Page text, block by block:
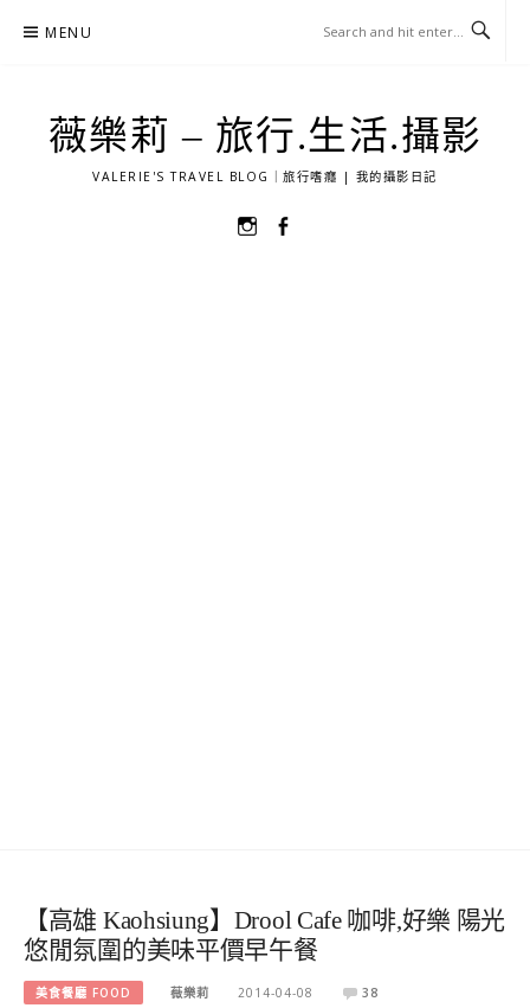
MENU
薇樂莉 – 旅行.生活.攝影
VALERIE'S TRAVEL BLOG｜旅行嗜癮 | 我的攝影日記
選
【高雄 Kaohsiung】Drool Cafe 咖啡,好樂 陽光
悠閒氛圍的美味平價早午餐
美食餐廳 FOOD 薇樂莉 2014-04-08 38